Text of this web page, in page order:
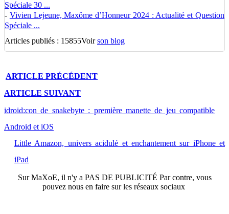
Spéciale 30 ...
- Vivien Lejeune, Maxôme d’Honneur 2024 : Actualité et Question
Spéciale ...
Articles publiés : 15855Voirson blog
ARTICLE PRÉCÉDENT
ARTICLE SUIVANT
idroid:con de snakebyte : première manette de jeu compatible
Android et iOS
Little Amazon, univers acidulé et enchantement sur iPhone et
iPad
SurMaXoE, il n'y a PAS DE PUBLICITÉ Par contre, vous
pouvez nous en faire sur les réseaux sociaux